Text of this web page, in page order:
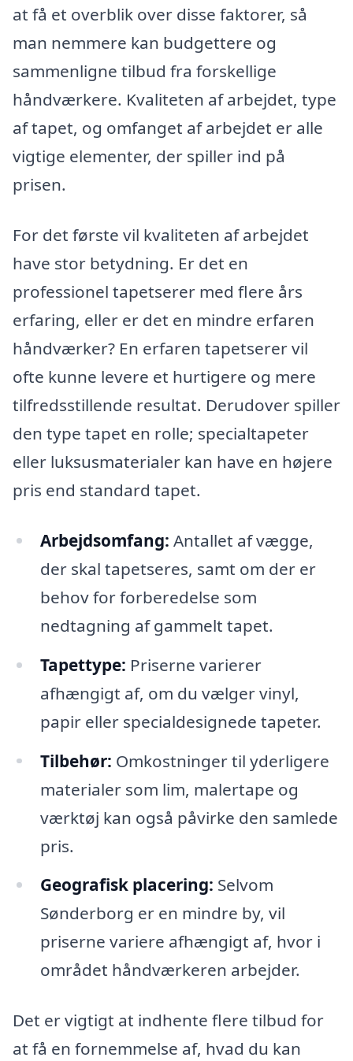
at få et overblik over disse faktorer, så
man nemmere kan budgettere og
sammenligne tilbud fra forskellige
håndværkere. Kvaliteten af arbejdet, type
af tapet, og omfanget af arbejdet er alle
vigtige elementer, der spiller ind på
prisen.
For det første vil kvaliteten af arbejdet
have stor betydning. Er det en
professionel tapetserer med flere års
erfaring, eller er det en mindre erfaren
håndværker? En erfaren tapetserer vil
ofte kunne levere et hurtigere og mere
tilfredsstillende resultat. Derudover spiller
den type tapet en rolle; specialtapeter
eller luksusmaterialer kan have en højere
pris end standard tapet.
Arbejdsomfang: Antallet af vægge,
der skal tapetseres, samt om der er
behov for forberedelse som
nedtagning af gammelt tapet.
Tapettype: Priserne varierer
afhængigt af, om du vælger vinyl,
papir eller specialdesignede tapeter.
Tilbehør: Omkostninger til yderligere
materialer som lim, malertape og
værktøj kan også påvirke den samlede
pris.
Geografisk placering: Selvom
Sønderborg er en mindre by, vil
priserne variere afhængigt af, hvor i
området håndværkeren arbejder.
Det er vigtigt at indhente flere tilbud for
at få en fornemmelse af, hvad du kan